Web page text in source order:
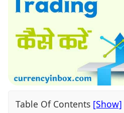
Table Of Contents